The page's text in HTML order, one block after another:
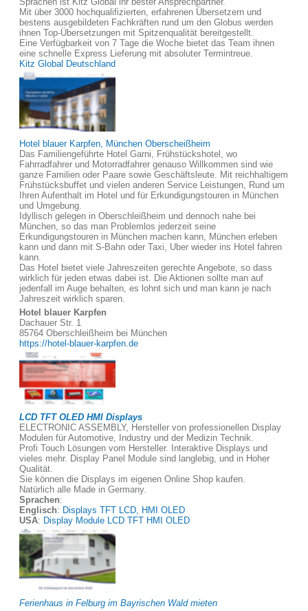
Mit über 3000 hochqualifizierten, erfahrenen Übersetzern und
bestens ausgebildeten Fachkräften rund um den Globus werden
ihnen Top-Übersetzungen mit Spitzenqualität bereitgestellt.
Eine Verfügbarkeit von 7 Tage die Woche bietet das Team ihnen
eine schnelle Express Lieferung mit absoluter Termintreue.
Kitz Global Deutschland
Hotel blauer Karpfen, München Oberscheißheim
Das Familiengeführte Hotel Garni, Frühstückshotel, wo
Fahrradfahrer und Motorradfahrer genauso Willkommen sind wie
ganze Familien oder Paare sowie Geschäftsleute. Mit reichhaltigem
Frühstücksbuffet und vielen anderen Service Leistungen, Rund um
Ihren Aufenthalt im Hotel und für Erkundigungstouren in München
und Umgebung.
Idyllisch gelegen in Oberschleißheim und dennoch nahe bei
München, so das man Problemlos jederzeit seine
Erkundigungstouren in München machen kann, München erleben
kann und dann mit S-Bahn oder Taxi, Uber wieder ins Hotel fahren
kann.
Das Hotel bietet viele Jahreszeiten gerechte Angebote, so dass
wirklich für jeden etwas dabei ist. Die Aktionen sollte man auf
jedenfall im Auge behalten, es lohnt sich und man kann je nach
Jahreszeit wirklich sparen.
Hotel blauer Karpfen
Dachauer Str. 1
85764 Oberschleißheim bei München
https://hotel-blauer-karpfen.de
LCD TFT OLED HMI Displays
ELECTRONIC ASSEMBLY, Hersteller von professionellen Display
Modulen für Automotive, Industry und der Medizin Technik.
Profi Touch Lösungen vom Hersteller. Interaktive Displays und
vieles mehr. Display Panel Module sind langlebig, und in Hoher
Qualität.
Sie können die Displays im eigenen Online Shop kaufen.
Natürlich alle Made in Germany.
Sprachen:
Englisch: Displays TFT LCD, HMI OLED
USA: Display Module LCD TFT HMI OLED
Ferienhaus in Felburg im Bayrischen Wald mieten